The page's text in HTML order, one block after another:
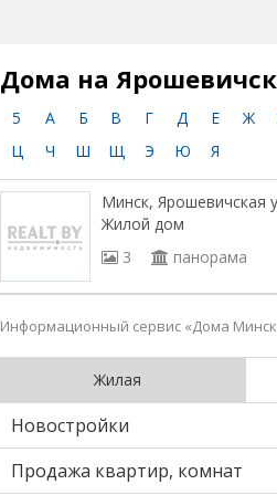
Дома на
5 А Б В Г Д Е Ж
Ц
Ч Ш Щ Э Ю Я
Минск, Ярошевичская
Жилой дом
3
панорама
Информационный сервис «Дома
Жилая
Новостройки
Продажа квартир, комнат